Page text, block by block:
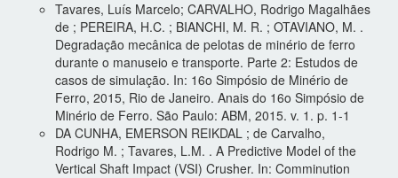
Tavares, Luís Marcelo; CARVALHO, Rodrigo Magalhães
de ; PEREIRA, H.C. ; BIANCHI, M. R. ; OTAVIANO, M. .
Degradação mecânica de pelotas de minério de ferro
durante o manuseio e transporte. Parte 2: Estudos de
casos de simulação. In: 16o Simpósio de Minério de
Ferro, 2015, Rio de Janeiro. Anais do 16o Simpósio de
Minério de Ferro. São Paulo: ABM, 2015. v. 1. p. 1-1
DA CUNHA, EMERSON REIKDAL ; de Carvalho,
Rodrigo M. ; Tavares, L.M. . A Predictive Model of the
Vertical Shaft Impact (VSI) Crusher. In: Comminution